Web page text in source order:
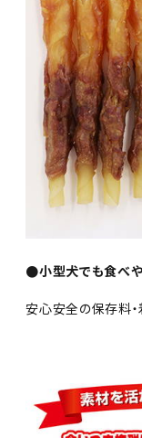
●小型犬でも食べ
安心安全の保存料